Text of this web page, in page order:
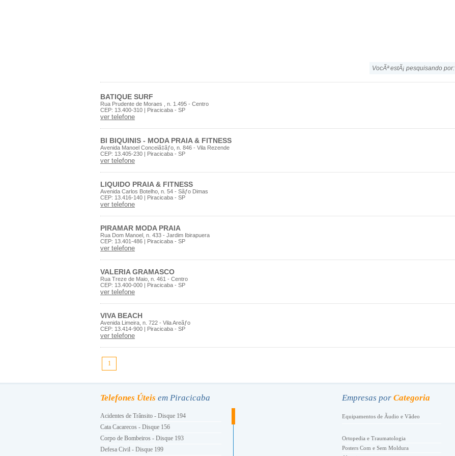
VocÃª estÃ¡ pesquisando por:
BATIQUE SURF
Rua Prudente de Moraes , n. 1.495 - Centro
CEP: 13.400-310 | Piracicaba - SP
ver telefone
BI BIQUINIS - MODA PRAIA & FITNESS
Avenida Manoel Conceiã‡ãƒo, n. 846 - Vila Rezende
CEP: 13.405-230 | Piracicaba - SP
ver telefone
LIQUIDO PRAIA & FITNESS
Avenida Carlos Botelho, n. 54 - Sãƒo Dimas
CEP: 13.416-140 | Piracicaba - SP
ver telefone
PIRAMAR MODA PRAIA
Rua Dom Manoel, n. 433 - Jardim Ibirapuera
CEP: 13.401-486 | Piracicaba - SP
ver telefone
VALERIA GRAMASCO
Rua Treze de Maio, n. 461 - Centro
CEP: 13.400-000 | Piracicaba - SP
ver telefone
VIVA BEACH
Avenida Limeira, n. 722 - Vila Areãƒo
CEP: 13.414-900 | Piracicaba - SP
ver telefone
1
Empresas por Categoria
Equipamentos de Ãudio e Vãdeo
Ortopedia e Traumatologia
Posters Com e Sem Moldura
Telefones Úteis em Piracicaba
Acidentes de Trânsito - Disque 194
Cata Cacarecos - Disque 156
Corpo de Bombeiros - Disque 193
Defesa Civil - Disque 199